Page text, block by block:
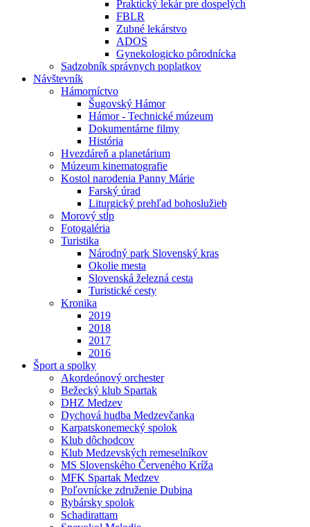
Praktický lekár pre dospelých
FBLR
Zubné lekárstvo
ADOS
Gynekologicko pôrodnícka
Sadzobník správnych poplatkov
Návštevník
Hámorníctvo
Šugovský Hámor
Hámor - Technické múzeum
Dokumentárne filmy
História
Hvezdáreň a planetárium
Múzeum kinematografie
Kostol narodenia Panny Márie
Farský úrad
Liturgický prehľad bohoslužieb
Morový stĺp
Fotogaléria
Turistika
Národný park Slovenský kras
Okolie mesta
Slovenská železná cesta
Turistické cesty
Kronika
2019
2018
2017
2016
Šport a spolky
Akordeónový orchester
Bežecký klub Spartak
DHZ Medzev
Dychová hudba Medzevčanka
Karpatskonemecký spolok
Klub dôchodcov
Klub Medzevských remeselníkov
MS Slovenského Červeného Kríža
MFK Spartak Medzev
Poľovnícke združenie Dubina
Rybársky spolok
Schadirattam